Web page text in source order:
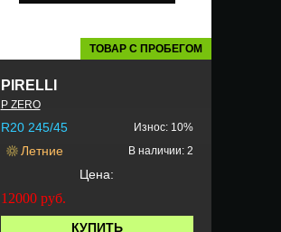
ТОВАР С ПРОБЕГОМ
PIRELLI
P ZERO
R20 245/45 Износ: 10%
Летние В наличии: 2
Цена:
12000 руб.
КУПИТЬ